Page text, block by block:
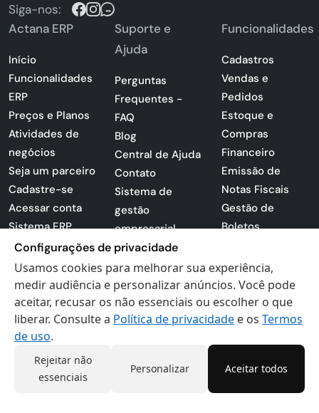
Siga-nos:
Actana ERP
Início
Funcionalidades
ERP
Preços e Planos
Atividades de
negócios
Seja um parceiro
Cadastre-se
Acessar conta
Sistema ERP
Apresentação
PDF
Loja -
Certificados
Digitais
Suporte e
Ajuda
Perguntas
Frequentes -
FAQ
Blog
Central de Ajuda
Contato
Sistema de
gestão
empresarial
Sistema para
lojas
Preferências de
cookies
Politica de
Funcionalidades
Cadastros
Vendas e
Pedidos
Estoque e
Compras
Financeiro
Emissão de
Notas Fiscais
Gestão de
Boletos
Configurações de privacidade
Usamos cookies para melhorar sua experiência,
medir audiência e personalizar anúncios. Você pode
aceitar, recusar os não essenciais ou escolher o que
liberar. Consulte a Política de privacidade e os Termos
de uso.
Rejeitar não
essenciais
Personalizar Aceitar todos